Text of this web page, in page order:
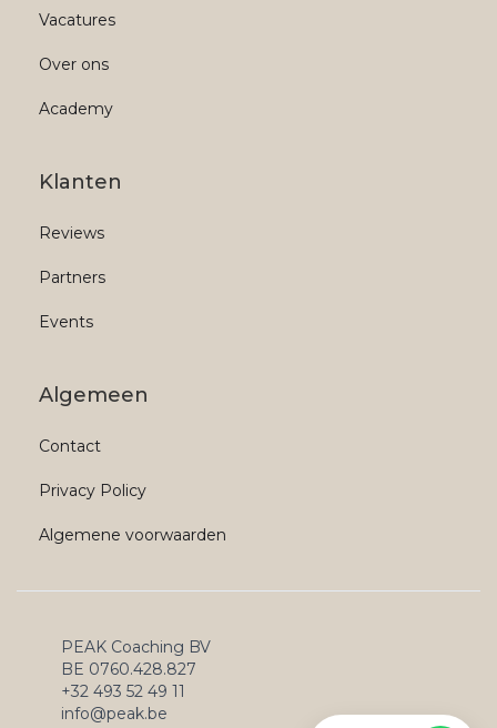
Vacatures
Over ons
Academy
Klanten
Reviews
Partners
Events
Algemeen
Contact
Privacy Policy
Algemene voorwaarden
PEAK Coaching BV
BE 0760.428.827
+32 493 52 49 11
info@peak.be